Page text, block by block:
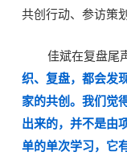
共创行动、参访策划
佳斌在复盘尾
织、复盘，都会发
家的共创。我们觉
出来的，并不是由
单的单次学习，它